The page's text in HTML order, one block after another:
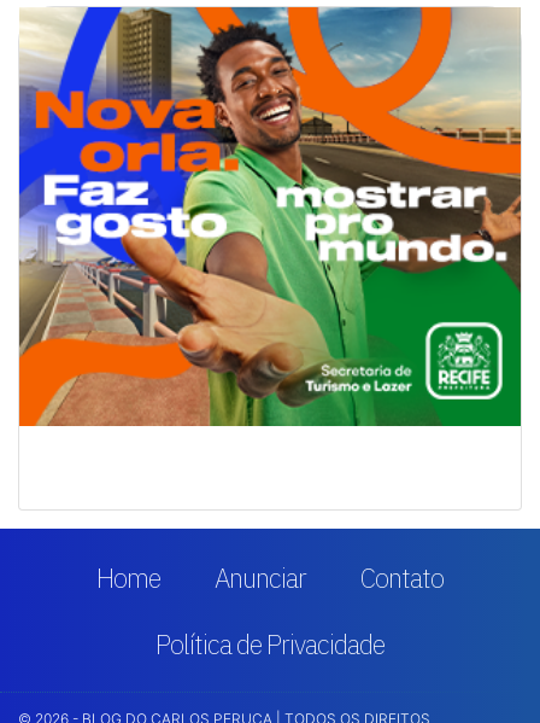
Home Anunciar
Contato
Política de Privacidade
© 2026 - BLOG DO CARLOS PERUCA | TODOS OS DIREITOS